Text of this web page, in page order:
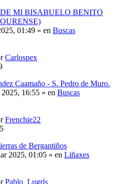
MI BISABUELO BENITO
01:49 » en Buscas
Carlospex
Caamaño - S. Pedro de Muro.
16:55 » en Buscas
Frenchie22
de Bergantiños
2025, 01:05 » en Liñaxes
Pablo_Lugrís